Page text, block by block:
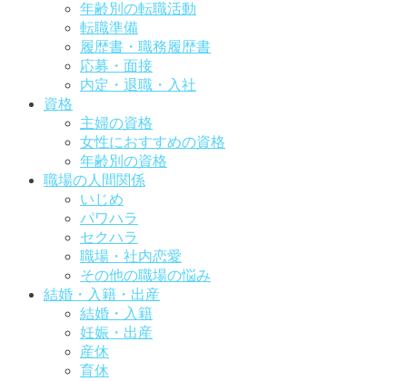
年齢別の転職活動
転職準備
履歴書・職務履歴書
応募・面接
内定・退職・入社
資格
主婦の資格
女性におすすめの資格
年齢別の資格
職場の人間関係
いじめ
パワハラ
セクハラ
職場・社内恋愛
その他の職場の悩み
結婚・入籍・出産
結婚・入籍
妊娠・出産
産休
育休